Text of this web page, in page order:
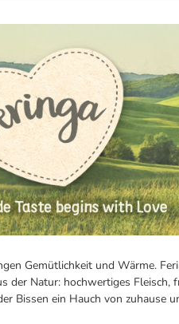
Gemütlichkeit und Wärme.
der Natur: hochwertiges
Bissen ein Hauch von zuhause